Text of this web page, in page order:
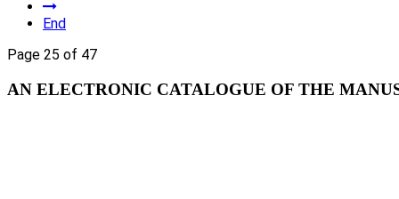
End
Page 25 of 47
AN ELECTRONIC CATALOGUE OF THE